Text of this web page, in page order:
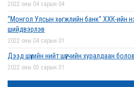
2022 оны 04 сарын 04
“Монгол Улсын хөгжлийн банк” ХХК-ийн
шийдвэрлэв
2022 оны 04 сарын 01
Дээд шүүхийн нийт шүүгчийн хуралдаан болов
2022 оны 03 сарын 31
Нээлттэй ажлын байрны зар